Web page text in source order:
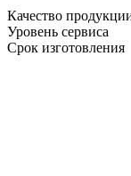
Качество
Уровень сервиса
Срок изготовления